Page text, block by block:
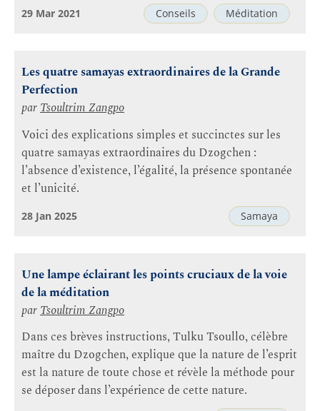
Conseils Méditation
29 Mar 2021
Les quatre samayas extraordinaires de la Grande
Perfection
parTsoultrim Zangpo
Voici des explications simples et succinctes sur les
quatre samayas extraordinaires du Dzogchen :
l’absence d’existence, l’égalité, la présence spontanée
et l’unicité.
Samaya
28 Jan 2025
Une lampe éclairant les points cruciaux de la voie
de la méditation
parTsoultrim Zangpo
Dans ces brèves instructions, Tulku Tsoullo, célèbre
maître du Dzogchen, explique que la nature de l’esprit
est la nature de toute chose et révèle la méthode pour
se déposer dans l’expérience de cette nature.